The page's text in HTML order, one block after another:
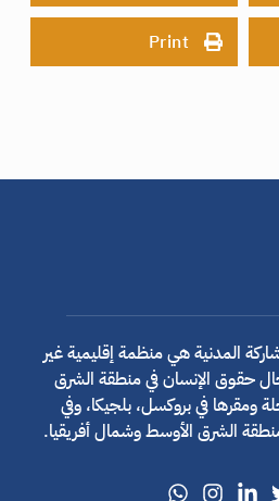
Print
المدنية هي منظمة إقليمية غير
حقوق الإنسان في منطقة الشرق
ومقرها في بروكسل، بلجيكا، وفي
الشرق الأوسط وشمال أفريقيا.